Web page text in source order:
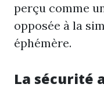
perçu comme
opposée à la
éphémère.
La sécurité